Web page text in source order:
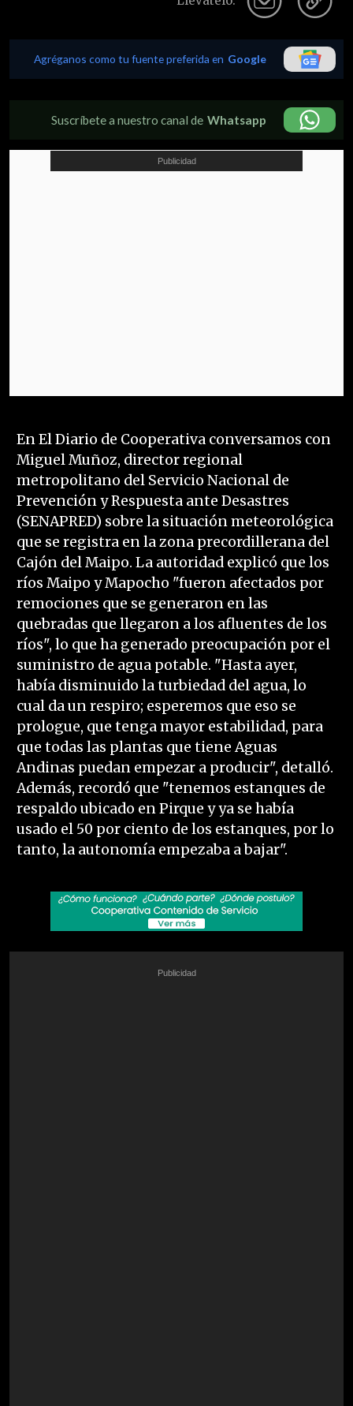
Agréganos como tu fuente preferida en Google
Suscríbete a nuestro canal de Whatsapp
En El Diario de Cooperativa conversamos con
Miguel Muñoz, director regional
metropolitano del Servicio Nacional de
Prevención y Respuesta ante Desastres
(SENAPRED) sobre la situación meteorológica
que se registra en la zona precordillerana del
Cajón del Maipo. La autoridad explicó que los
ríos Maipo y Mapocho "fueron afectados por
remociones que se generaron en las
quebradas que llegaron a los afluentes de los
ríos", lo que ha generado preocupación por el
suministro de agua potable. "Hasta ayer,
había disminuido la turbiedad del agua, lo
cual da un respiro; esperemos que eso se
prologue, que tenga mayor estabilidad, para
que todas las plantas que tiene Aguas
Andinas puedan empezar a producir", detalló.
Además, recordó que "tenemos estanques de
respaldo ubicado en Pirque y ya se había
usado el 50 por ciento de los estanques, por lo
tanto, la autonomía empezaba a bajar".